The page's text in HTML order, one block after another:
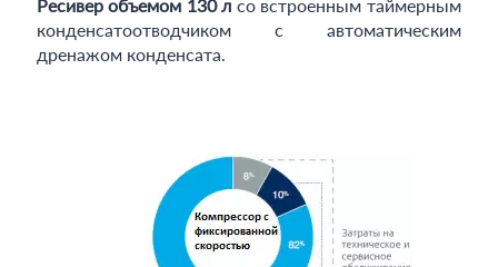
Ресивер объемом 130 л со встроенным таймерным
конденсатоотводчиком с автоматическим
дренажом конденсата.